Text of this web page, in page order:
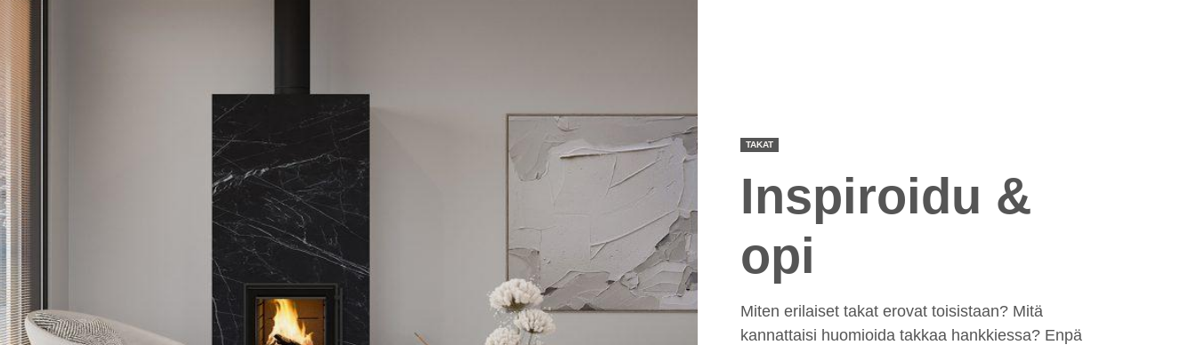
TAKAT
Inspiroidu &
opi
Miten erilaiset takat erovat toisistaan? Mitä
kannattaisi huomioida takkaa hankkiessa? Enpä